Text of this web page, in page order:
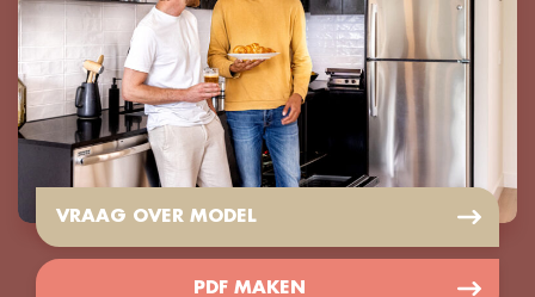
VRAAG OVER MODEL
PDF MAKEN